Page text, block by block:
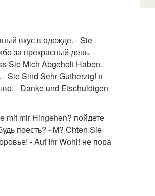
вкус в одежде. - Sie
за прекрасный день. -
Sie Mich Abgeholt Haben.
Sie Sind Sehr Gutherzig! я
- Danke und Etschuldigen
mit mir Hingehen? пойдете
поесть? - M? Chten Sie
- Auf Ihr Wohl! не пора